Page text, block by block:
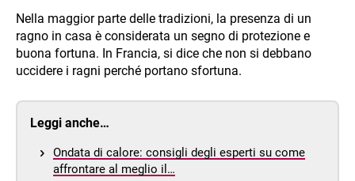
Nella maggior parte delle tradizioni, la presenza di un
ragno in casa è considerata un segno di protezione e
buona fortuna. In Francia, si dice che non si debbano
uccidere i ragni perché portano sfortuna.
Leggi anche…
Ondata di calore: consigli degli esperti su come
affrontare al meglio il…